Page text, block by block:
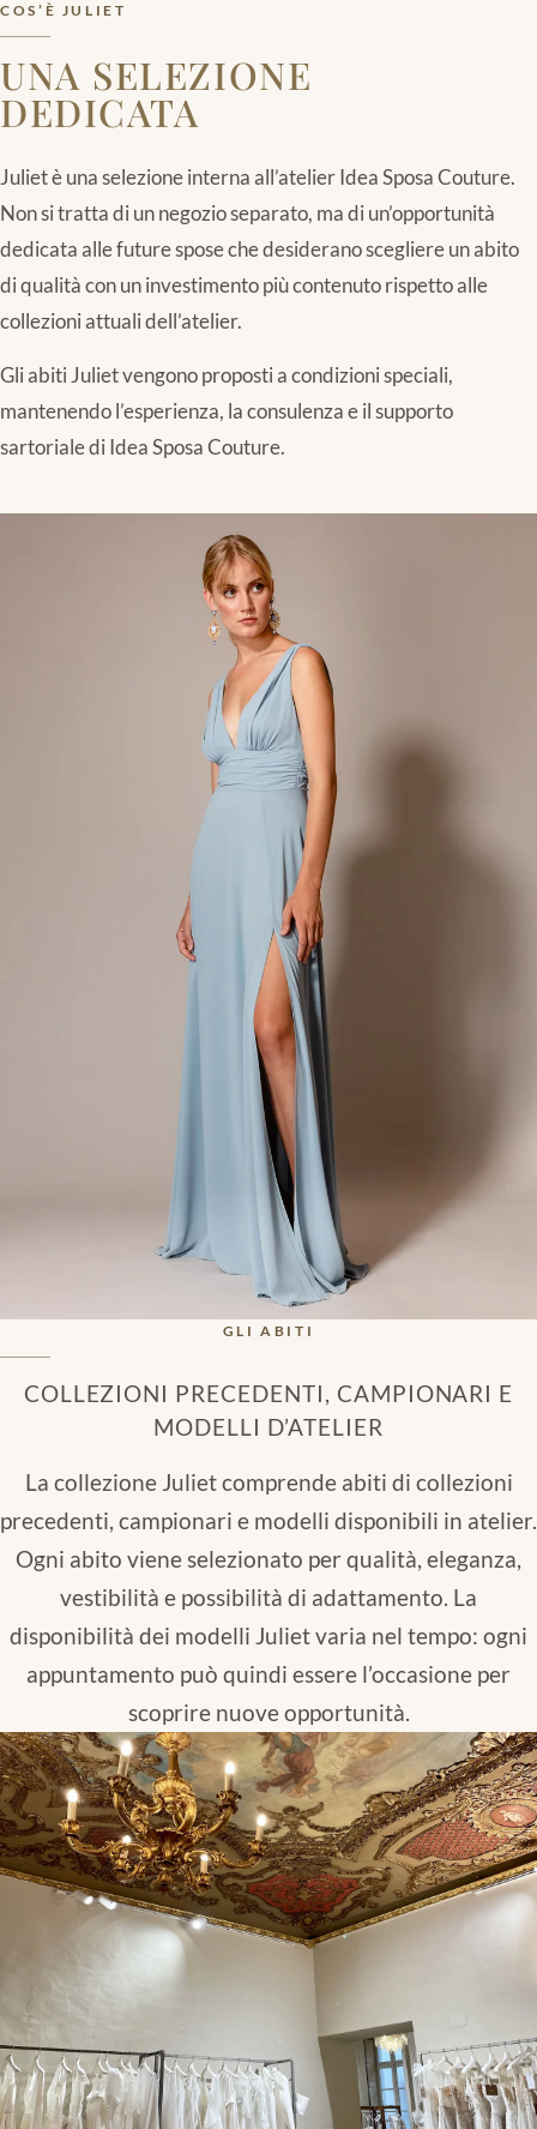
COS’È JULIET
UNA SELEZIONE
DEDICATA
Juliet è una selezione interna all’atelier Idea Sposa Couture.
Non si tratta di un negozio separato, ma di un’opportunità
dedicata alle future spose che desiderano scegliere un abito
di qualità con un investimento più contenuto rispetto alle
collezioni attuali dell’atelier.
Gli abiti Juliet vengono proposti a condizioni speciali,
mantenendo l’esperienza, la consulenza e il supporto
sartoriale di Idea Sposa Couture.
GLI ABITI
COLLEZIONI PRECEDENTI, CAMPIONARI E
MODELLI D’ATELIER
La collezione Juliet comprende abiti di collezioni
precedenti, campionari e modelli disponibili in atelier.
Ogni abito viene selezionato per qualità, eleganza,
vestibilità e possibilità di adattamento. La
disponibilità dei modelli Juliet varia nel tempo: ogni
appuntamento può quindi essere l’occasione per
scoprire nuove opportunità.